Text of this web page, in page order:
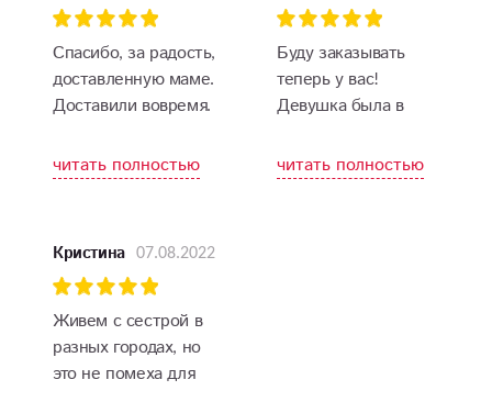
Спасибо, за радость,
доставленную маме.
Доставили вовремя.
читать полностью
Буду заказывать
теперь у вас!
Девушка была в
роз!
читать полностью
Кристина 07.08.2022
Живем с сестрой в
разных городах, но
это не помеха для